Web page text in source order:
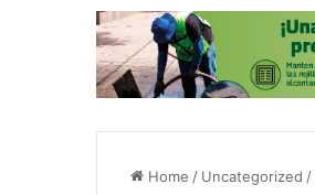
Home / Uncategorized /